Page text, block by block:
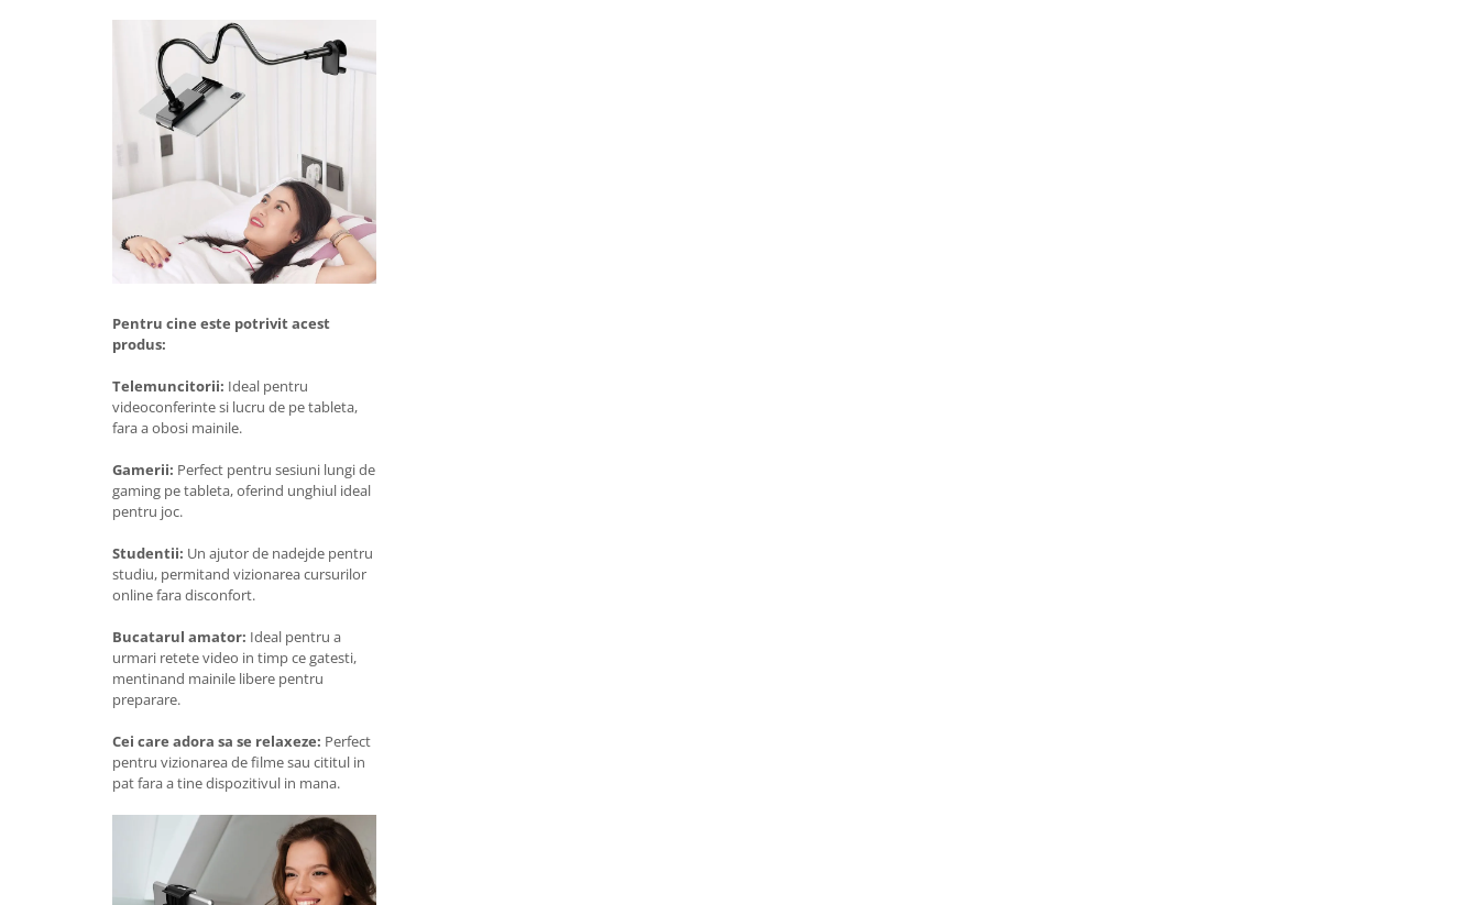
Pentru cine este potrivit acest
produs:
Telemuncitorii: Ideal pentru
videoconferinte si lucru de pe tableta,
fara a obosi mainile.
Gamerii: Perfect pentru sesiuni lungi de
gaming pe tableta, oferind unghiul ideal
pentru joc.
Studentii: Un ajutor de nadejde pentru
studiu, permitand vizionarea cursurilor
online fara disconfort.
Bucatarul amator: Ideal pentru a
urmari retete video in timp ce gatesti,
mentinand mainile libere pentru
preparare.
Cei care adora sa se relaxeze: Perfect
pentru vizionarea de filme sau cititul in
pat fara a tine dispozitivul in mana.